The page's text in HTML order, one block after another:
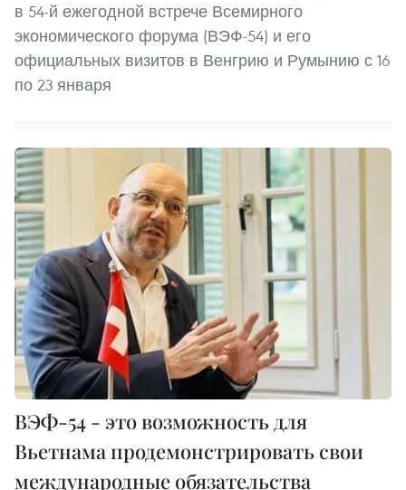
в 54-й ежегодной встрече Всемирного
экономического форума (ВЭФ-54) и его
официальных визитов в Венгрию и Румынию с 16
по 23 января
ВЭФ-54 - это возможность для
Вьетнама продемонстрировать свои
международные обязательства